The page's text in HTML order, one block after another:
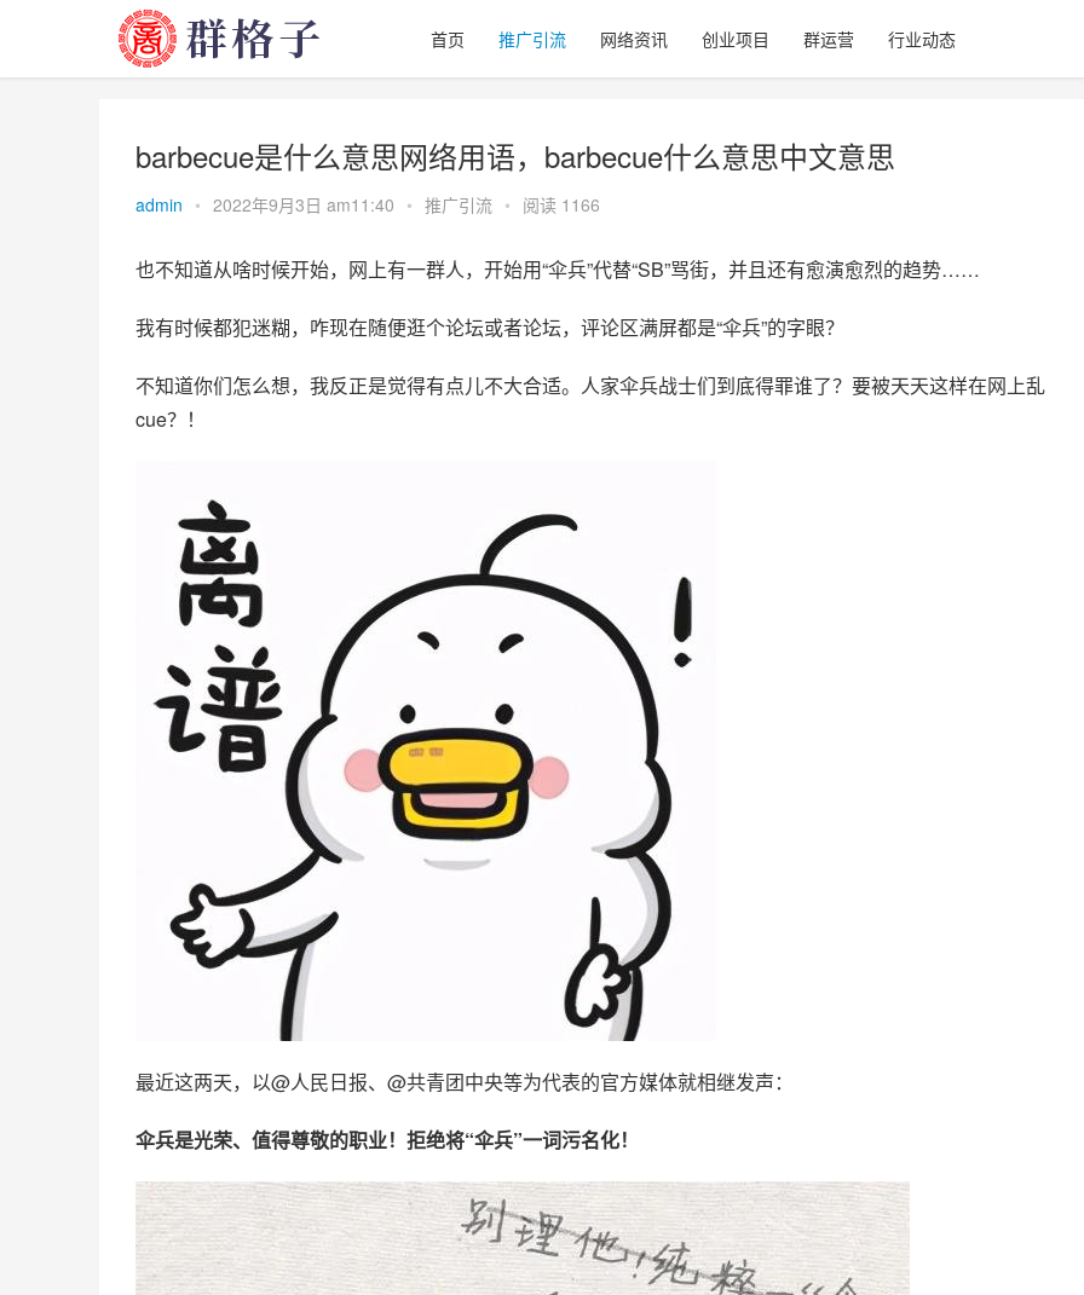
首页 推广引流 网络资讯 创业项目 群运营 行业动态
barbecue是什么意思网络用语，barbecue什么意思中文意思
admin • 2022年9月3日 am11:40 • 推广引流 • 阅读 1166
也不知道从啥时候开始，网上有一群人，开始用“伞兵”代替“SB”骂街，并且还有愈演愈烈的趋势……
我有时候都犯迷糊，咋现在随便逛个论坛或者论坛，评论区满屏都是“伞兵”的字眼？
不知道你们怎么想，我反正是觉得有点儿不大合适。人家伞兵战士们到底得罪谁了？要被天天这样在网上乱
cue？！
最近这两天，以@人民日报、@共青团中央等为代表的官方媒体就相继发声：
伞兵是光荣、值得尊敬的职业！拒绝将“伞兵”一词污名化！